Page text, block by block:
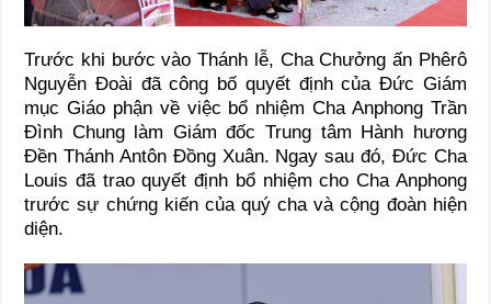
Trước khi bước vào Thánh lễ, Cha Chưởng ấn Phêrô
Nguyễn Đoài đã công bố quyết định của Đức Giám
mục Giáo phận về việc bổ nhiệm Cha Anphong Trần
Đình Chung làm Giám đốc Trung tâm Hành hương
Đền Thánh Antôn Đồng Xuân. Ngay sau đó, Đức Cha
Louis đã trao quyết định bổ nhiệm cho Cha Anphong
trước sự chứng kiến của quý cha và cộng đoàn hiện
diện.